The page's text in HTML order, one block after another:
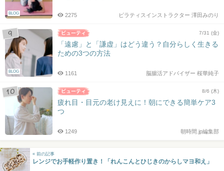
BLOG ピラティスインストラクター 澤田みのり
2275
BLOG
7/31 (金)
「遠慮」と「謙虚」はどう違う？自分らしく生きる
ための3つの方法
脳腸活アドバイザー 桜華純子
1161
8/6 (木)
疲れ目・目元の老け見えに！朝にできる簡単ケア3
つ
朝時間.jp編集部
1249
« 前の記事
レンジでお手軽作り置き！「れんこんとひじきのからしマヨ和え」